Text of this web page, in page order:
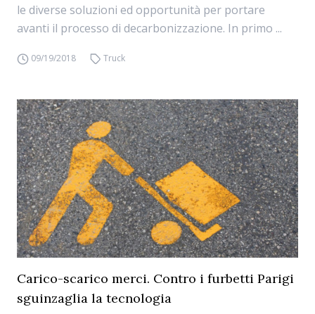
le diverse soluzioni ed opportunità per portare
avanti il processo di decarbonizzazione. In primo ...
09/19/2018 Truck
Carico-scarico merci. Contro i furbetti Parigi
sguinzaglia la tecnologia